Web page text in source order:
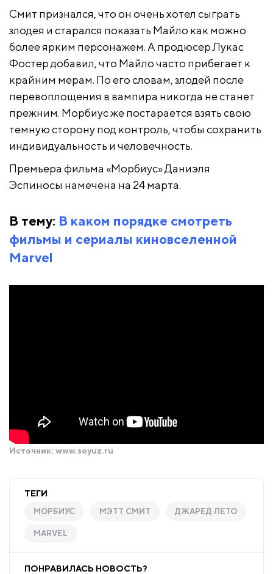
Смит признался, что он очень хотел сыграть
злодея и старался показать Майло как можно
более ярким персонажем. А продюсер Лукас
Фостер добавил, что Майло часто прибегает к
крайним мерам. По его словам, злодей после
перевоплощения в вампира никогда не станет
прежним. Морбиус же постарается взять свою
темную сторону под контроль, чтобы сохранить
индивидуальность и человечность.
Премьера фильма «Морбиус» Даниэля
Эспиносы намечена на 24 марта.
В тему: В каком порядке смотреть
фильмы и сериалы киновселенной
Marvel
Источник: www.soyuz.ru
ТЕГИ
МОРБИУС МЭТТ СМИТ ДЖАРЕД ЛЕТО
MARVEL
ПОНРАВИЛАСЬ НОВОСТЬ?